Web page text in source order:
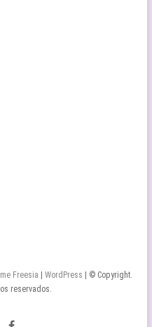
Freesia |WordPress | © Copyright.
reservados.
Facebook